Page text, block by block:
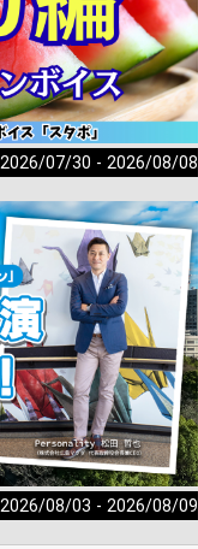
2026/07/30 - 2026/08/08
2026/08/03 - 2026/08/09